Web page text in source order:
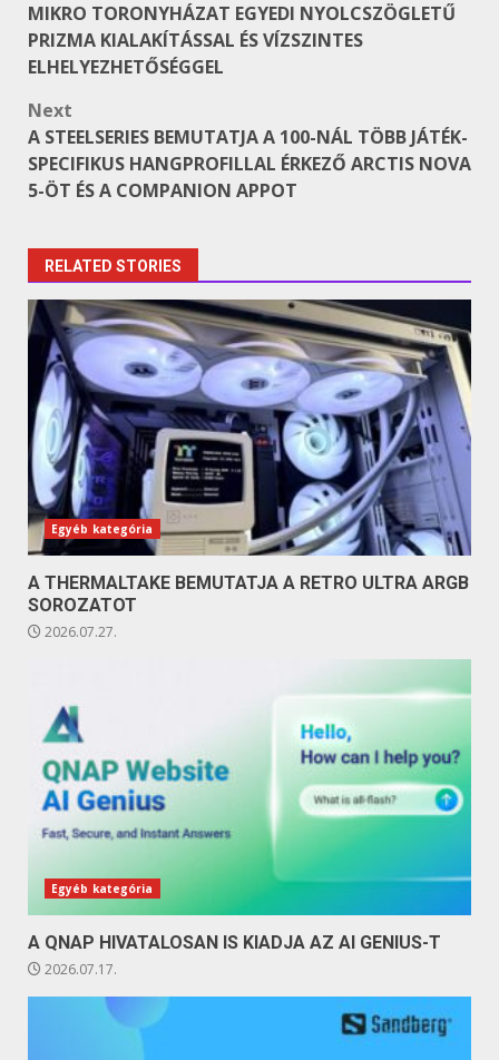
navigation
MIKRO TORONYHÁZAT EGYEDI NYOLCSZÖGLETŰ
PRIZMA KIALAKÍTÁSSAL ÉS VÍZSZINTES
ELHELYEZHETŐSÉGGEL
Next
A STEELSERIES BEMUTATJA A 100-NÁL TÖBB JÁTÉK-
SPECIFIKUS HANGPROFILLAL ÉRKEZŐ ARCTIS NOVA
5-ÖT ÉS A COMPANION APPOT
RELATED STORIES
Egyéb kategória
A THERMALTAKE BEMUTATJA A RETRO ULTRA ARGB
SOROZATOT
2026.07.27.
Egyéb kategória
A QNAP HIVATALOSAN IS KIADJA AZ AI GENIUS-T
2026.07.17.